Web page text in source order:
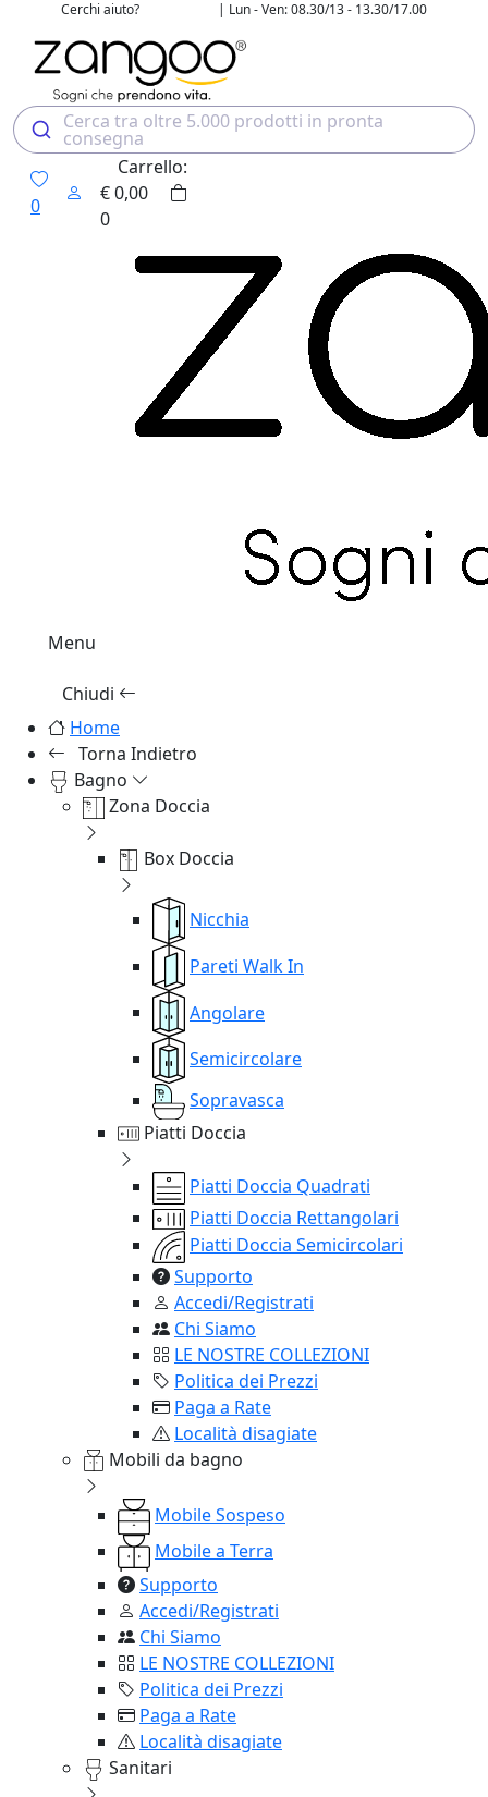
Cerchi aiuto? | Lun - Ven: 08.30/13 - 13.30/17.00
Cerca tra oltre 5.000 prodotti in pronta
consegna
0
Carrello:
€0,00
0
Menu
Chiudi
Home
Torna Indietro
Bagno
Zona Doccia
Box Doccia
Nicchia
Pareti Walk In
Angolare
Semicircolare
Sopravasca
Piatti Doccia
Piatti Doccia Quadrati
Piatti Doccia Rettangolari
Piatti Doccia Semicircolari
Supporto
Accedi/Registrati
Chi Siamo
LE NOSTRE COLLEZIONI
Politica dei Prezzi
Paga a Rate
Località disagiate
Mobili da bagno
Mobile Sospeso
Mobile a Terra
Supporto
Accedi/Registrati
Chi Siamo
LE NOSTRE COLLEZIONI
Politica dei Prezzi
Paga a Rate
Località disagiate
Sanitari